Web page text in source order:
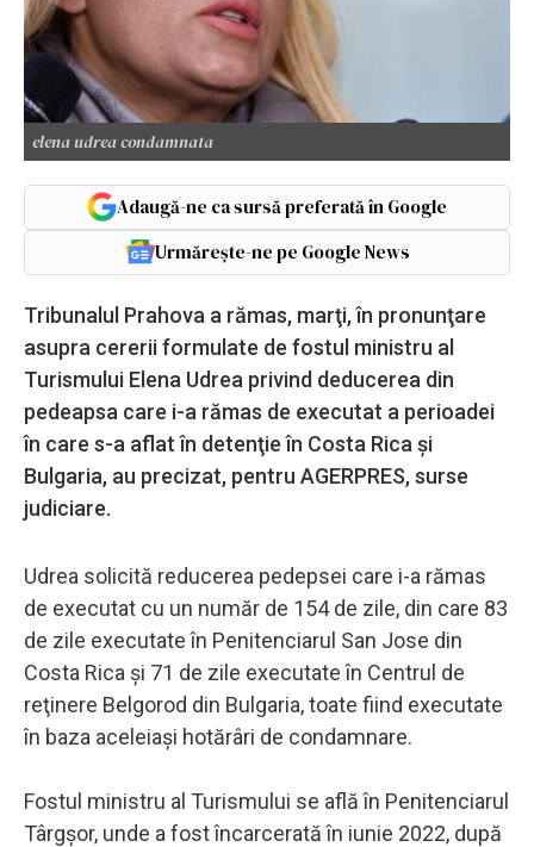
elena udrea condamnata
Adaugă-ne ca sursă preferată în Google
Urmărește-ne pe Google News
Tribunalul Prahova a rămas, marţi, în pronunţare
asupra cererii formulate de fostul ministru al
Turismului Elena Udrea privind deducerea din
pedeapsa care i-a rămas de executat a perioadei
în care s-a aflat în detenţie în Costa Rica şi
Bulgaria, au precizat, pentru AGERPRES, surse
judiciare.
Udrea solicită reducerea pedepsei care i-a rămas
de executat cu un număr de 154 de zile, din care 83
de zile executate în Penitenciarul San Jose din
Costa Rica şi 71 de zile executate în Centrul de
reţinere Belgorod din Bulgaria, toate fiind executate
în baza aceleiaşi hotărâri de condamnare.
Fostul ministru al Turismului se află în Penitenciarul
Târgşor, unde a fost încarcerată în iunie 2022, după